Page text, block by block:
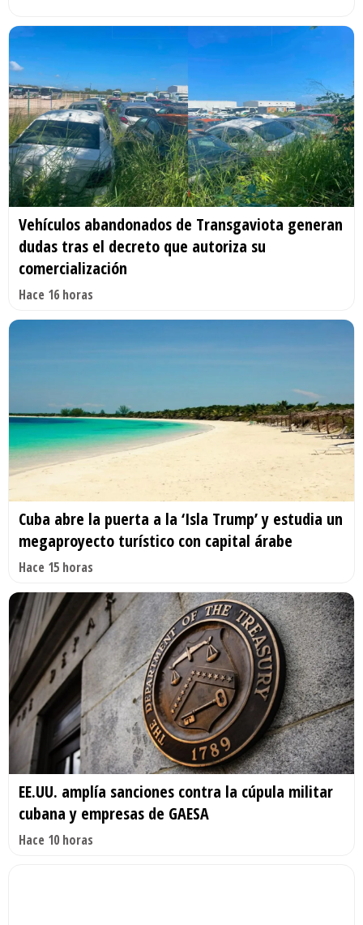
Vehículos abandonados de Transgaviota generan
dudas tras el decreto que autoriza su
comercialización
Hace 16 horas
Cuba abre la puerta a la ‘Isla Trump’ y estudia un
megaproyecto turístico con capital árabe
Hace 15 horas
EE.UU. amplía sanciones contra la cúpula militar
cubana y empresas de GAESA
Hace 10 horas